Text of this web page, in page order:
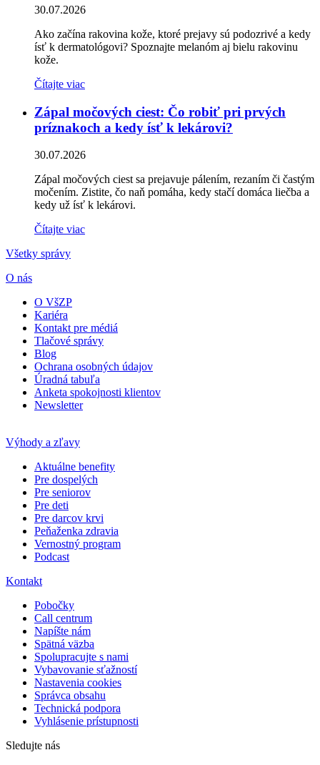
30.07.2026
Ako začína rakovina kože, ktoré prejavy sú podozrivé a kedy
ísť k dermatológovi? Spoznajte melanóm aj bielu rakovinu
kože.
Čítajte viac
Zápal močových ciest: Čo robiť pri prvých
príznakoch a kedy ísť k lekárovi?
30.07.2026
Zápal močových ciest sa prejavuje pálením, rezaním či častým
močením. Zistite, čo naň pomáha, kedy stačí domáca liečba a
kedy už ísť k lekárovi.
Čítajte viac
Všetky správy
O nás
O VšZP
Kariéra
Kontakt pre médiá
Tlačové správy
Blog
Ochrana osobných údajov
Úradná tabuľa
Anketa spokojnosti klientov
Newsletter
Výhody a zľavy
Aktuálne benefity
Pre dospelých
Pre seniorov
Pre deti
Pre darcov krvi
Peňaženka zdravia
Vernostný program
Podcast
Kontakt
Pobočky
Call centrum
Napíšte nám
Spätná väzba
Spolupracujte s nami
Vybavovanie sťažností
Nastavenia cookies
Správca obsahu
Technická podpora
Vyhlásenie prístupnosti
Sledujte nás